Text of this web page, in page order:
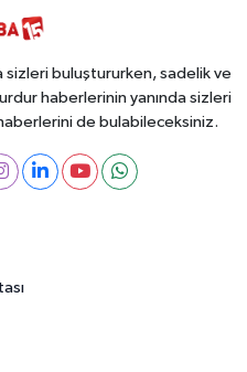
Toplayabilecek
sizleri buluştururken, sadelik ve
haberlerinin yanında sizleri
de bulabileceksiniz.